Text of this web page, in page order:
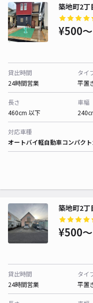
築地町2
¥500〜
貸出時間
24時間営業
タイ
平置
長さ
460cm 以下
車幅
対応車種
オートバイ軽自動車コンパク
築地町2丁
¥500〜
貸出時間
24時間営業
タイ
平置